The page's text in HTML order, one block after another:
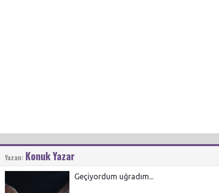
Yazan: Konuk Yazar
Geçiyordum uğradım...